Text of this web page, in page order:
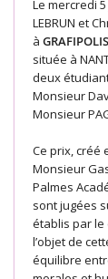
Le mercredi 5
LEBRUN et
à GRAFIPOLIS
située à
deux
Monsieur
Monsieur
Ce prix, créé
Monsieur
Palmes
sont jugées
établis par
l’objet de
équilibre